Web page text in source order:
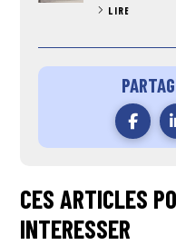
LIRE
CES ARTICLES
INTERESSER